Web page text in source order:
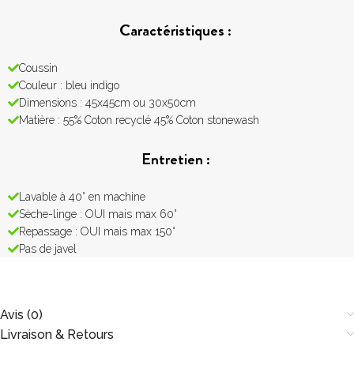
Caractéristiques :
Coussin
Couleur : bleu indigo
Dimensions : 45x45cm ou 30x50cm
Matière : 55% Coton recyclé 45% Coton stonewash
Entretien :
Lavable à 40° en machine
Sèche-linge : OUI mais max 60°
Repassage : OUI mais max 150°
Pas de javel
Avis (0)
Livraison & Retours